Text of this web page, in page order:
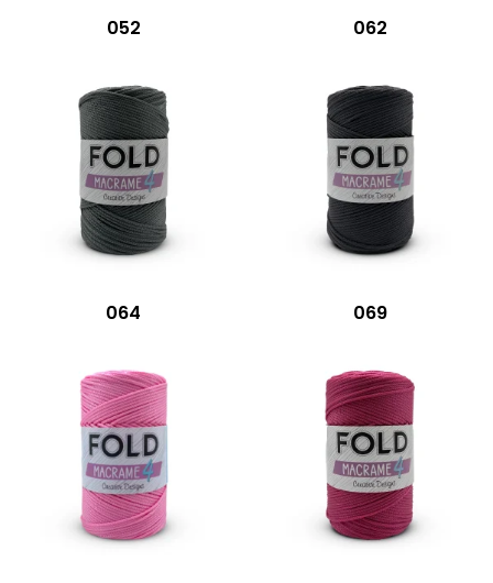
052 062
064 069